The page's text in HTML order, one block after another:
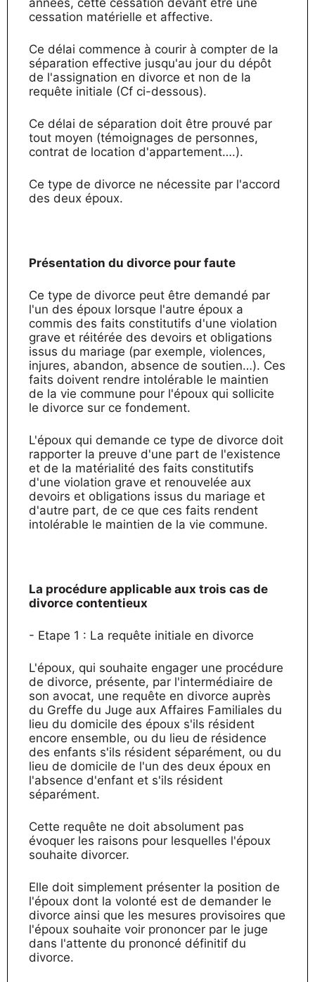
années, cette cessation devant être une
cessation matérielle et affective.
Ce délai commence à courir à compter de la
séparation effective jusqu'au jour du dépôt
de l'assignation en divorce et non de la
requête initiale (Cf ci-dessous).
Ce délai de séparation doit être prouvé par
tout moyen (témoignages de personnes,
contrat de location d'appartement….).
Ce type de divorce ne nécessite par l'accord
des deux époux.
Présentation du divorce pour faute
Ce type de divorce peut être demandé par
l'un des époux lorsque l'autre époux a
commis des faits constitutifs d'une violation
grave et réitérée des devoirs et obligations
issus du mariage (par exemple, violences,
injures, abandon, absence de soutien…). Ces
faits doivent rendre intolérable le maintien
de la vie commune pour l'époux qui sollicite
le divorce sur ce fondement.
L'époux qui demande ce type de divorce doit
rapporter la preuve d'une part de l'existence
et de la matérialité des faits constitutifs
d'une violation grave et renouvelée aux
devoirs et obligations issus du mariage et
d'autre part, de ce que ces faits rendent
intolérable le maintien de la vie commune.
La procédure applicable aux trois cas de
divorce contentieux
- Etape 1 : La requête initiale en divorce
L'époux, qui souhaite engager une procédure
de divorce, présente, par l'intermédiaire de
son avocat, une requête en divorce auprès
du Greffe du Juge aux Affaires Familiales du
lieu du domicile des époux s'ils résident
encore ensemble, ou du lieu de résidence
des enfants s'ils résident séparément, ou du
lieu de domicile de l'un des deux époux en
l'absence d'enfant et s'ils résident
séparément.
Cette requête ne doit absolument pas
évoquer les raisons pour lesquelles l'époux
souhaite divorcer.
Elle doit simplement présenter la position de
l'époux dont la volonté est de demander le
divorce ainsi que les mesures provisoires que
l'époux souhaite voir prononcer par le juge
dans l'attente du prononcé définitif du
divorce.